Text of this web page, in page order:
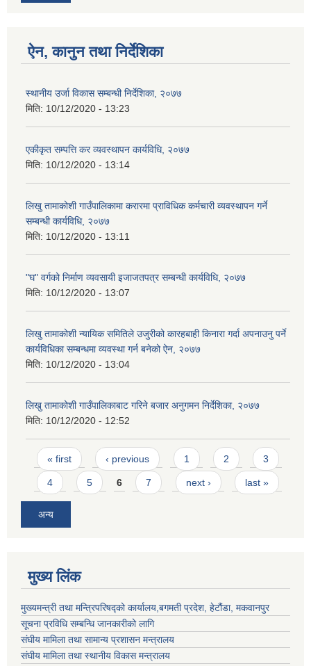
ऐन, कानुन तथा निर्देशिका
स्थानीय उर्जा विकास सम्बन्धी निर्देशिका, २०७७
मिति: 10/12/2020 - 13:23
एकीकृत सम्पत्ति कर व्यवस्थापन कार्यविधि, २०७७
मिति: 10/12/2020 - 13:14
लिखु तामाकोशी गाउँपालिकामा करारमा प्राविधिक कर्मचारी व्यवस्थापन गर्ने
सम्बन्धी कार्यविधि, २०७७
मिति: 10/12/2020 - 13:11
"घ" वर्गको निर्माण व्यवसायी इजाजतपत्र सम्बन्धी कार्यविधि, २०७७
मिति: 10/12/2020 - 13:07
लिखु तामाकोशी न्यायिक समितिले उजुरीको कारहबाही किनारा गर्दा अपनाउनु पर्ने
कार्यविधिका सम्बन्धमा व्यवस्था गर्न बनेको ऐन, २०७७
मिति: 10/12/2020 - 13:04
लिखु तामाकोशी गाउँपालिकाबाट गरिने बजार अनुगमन निर्देशिका, २०७७
मिति: 10/12/2020 - 12:52
Pages
« first ‹ previous 1 2 3
4 5 6 7 next › last »
अन्य
मुख्य लिंक
मुख्यमन्त्री तथा मन्त्रिपरिषद्को कार्यालय,बगमती प्रदेश, हेटौंडा, मकवानपुर
सूचना प्रविधि सम्बन्धि जानकारीको लागि
संघीय मामिला तथा सामान्य प्रशासन मन्त्रालय
संघीय मामिला तथा स्थानीय विकास मन्त्रालय